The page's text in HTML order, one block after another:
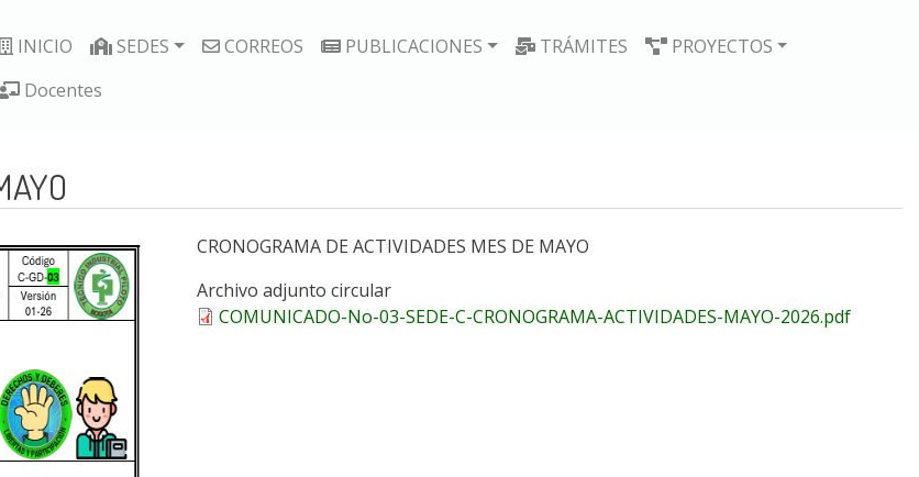
al
principal
INICIO SEDES CORREOS PUBLICACIONES TRÁMITES
PROYECTOS
Docentes
CRONOGRAMA DE ACTIVIDADES MES DE MAYO
Archivo adjunto circular
COMUNICADO-No-03-SEDE-C-CRONOGRAMA-ACTIVIDADES-MAYO-2026.pdf